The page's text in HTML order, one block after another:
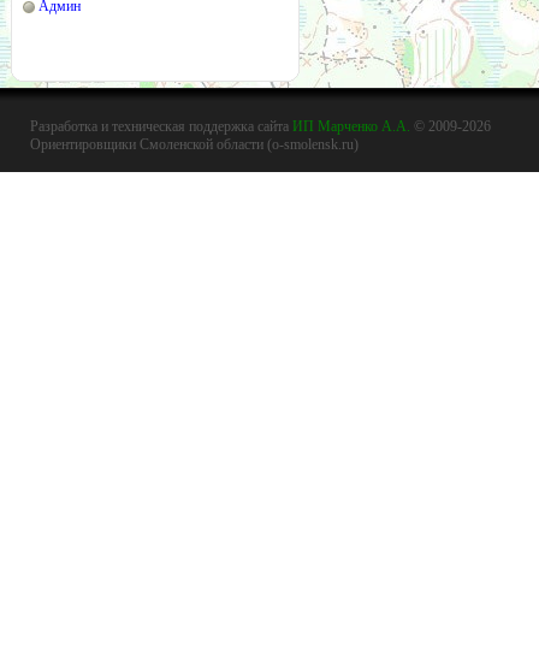
Админ
Разработка и техническая поддержка сайта ИП Марченко А.А. © 2009-2026
Ориентировщики Смоленской области (o-smolensk.ru)